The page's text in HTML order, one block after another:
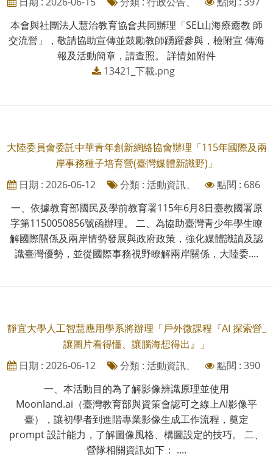
本會與社團法人慧治教育協會共同辦理「SEL山海療癒教 師
交流營」，敬請協助宣傳並鼓勵教師踴躍參與，檢附宣 傳海
報及活動簡章，請查照。 詳情如附件
13421_下載.png
大陸委員會委託中華青年創新網絡協會辦理「115年國際及兩
岸事務種子培育營(臺灣媒體新識野)」
日期 : 2026-06-12
分類 : 活動資訊、
點閱 : 686
一、依據教育部國民及學前教育署115年6月8日臺教國署原
字第1150050856號函辦理。 二、為協助臺灣青少年學生瞭
解國際關係及兩岸情勢發展與政府政策，強化媒體識讀及認
識臺灣優勢，並從國際事務視野瞭解兩岸關係，大陸委....
靜宜大學人工智慧應用學系將辦理「戶外微課程『AI 探索營_
讓圖片看得懂、讓腦海想得出』」
日期 : 2026-06-12
分類 : 活動資訊、
點閱 : 390
一、本活動目的為了解影像辨識原理並使用
Moonland.ai（臺灣教育部與資策會認可之線上AI影像平
臺），讓初學者到進階專業影像生成工作流程，奠定
prompt 設計能力，了解圖像風格、構圖設定的技巧。 二、
營隊相關資訊如下： ....